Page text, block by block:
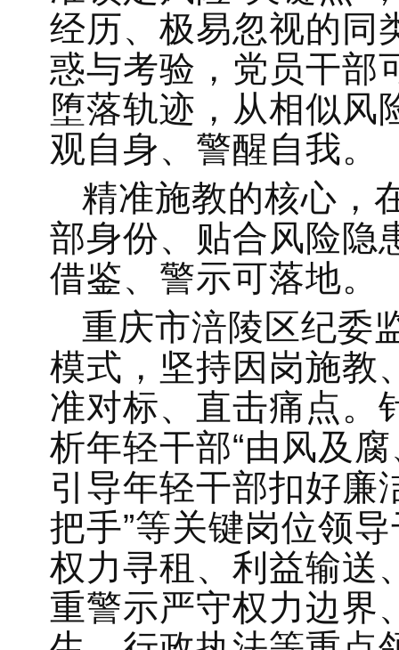
经历、极易忽视的同
惑与考验，党员干部
堕落轨迹，从相似风
观自身、警醒自我。
精准施教的核心，
部身份、贴合风险隐
借鉴、警示可落地。
重庆市涪陵区纪委
模式，坚持因岗施教
准对标、直击痛点。
析年轻干部“由风及
引导年轻干部扣好廉
把手”等关键岗位领
权力寻租、利益输送
重警示严守权力边界